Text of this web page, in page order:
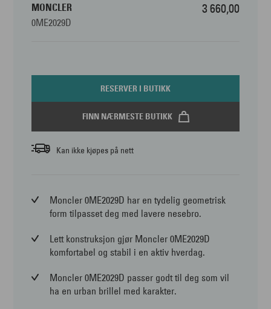
MONCLER
0ME2029D
3 660,00
RESERVER I BUTIKK
FINN NÆRMESTE BUTIKK
Kan ikke kjøpes på nett
Moncler 0ME2029D har en tydelig geometrisk
form tilpasset deg med lavere nesebro.
Lett konstruksjon gjør Moncler 0ME2029D
komfortabel og stabil i en aktiv hverdag.
Moncler 0ME2029D passer godt til deg som vil
ha en urban brillel med karakter.